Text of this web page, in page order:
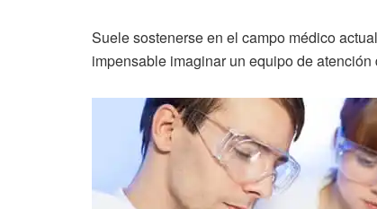
Suele sostenerse en el campo médico
impensable imaginar un equipo de